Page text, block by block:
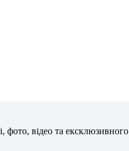
фото, відео та ексклюзивного